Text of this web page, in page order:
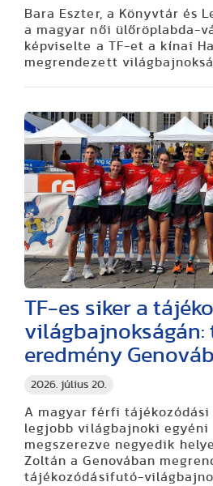
Bara Eszter, a Könyvtár és
a magyar női ülőröplabda-
képviselte a TF-et a kínai
megrendezett
2026. július 20.
TF-es siker a
világbajnokságán:
eredmény
A magyar férfi
legjobb világbajnoki egyéni
megszerezve negyedik
Zoltán a Genovában
tájékozódásifutó-